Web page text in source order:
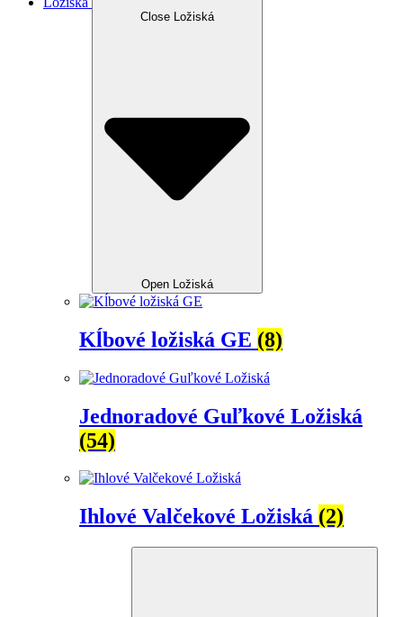
Close Ložiská
Open Ložiská
Kĺbové ložiská GE (8)
Jednoradové Guľkové Ložiská
(54)
Ihlové Valčekové Ložiská (2)